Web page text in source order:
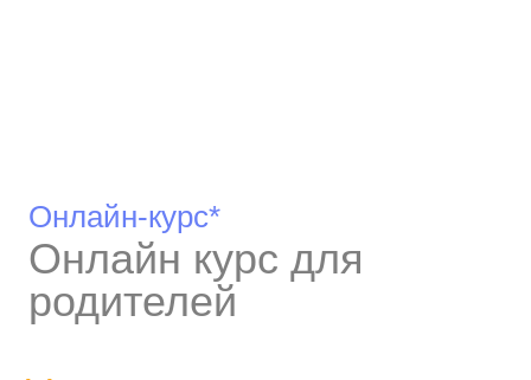
Онлайн-курс*
Онлайн курс для
родителей